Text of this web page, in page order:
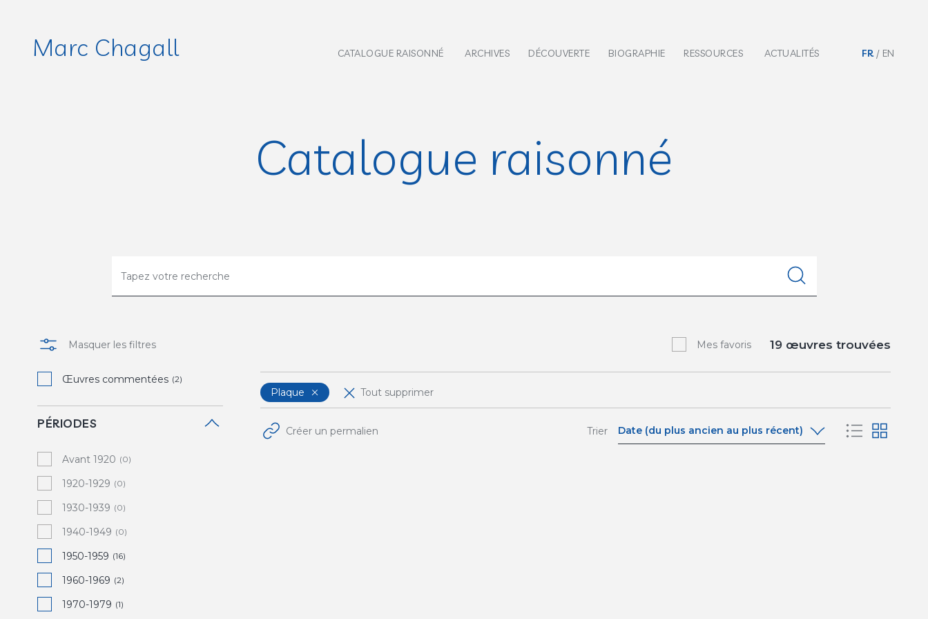
Marc Chagall CATALOGUE RAISONNÉ ARCHIVES DÉCOUVERTE BIOGRAPHIE RESSOURCES ACTUALITÉS FR EN
Catalogue raisonné
Masquer les filtres Mes favoris 19 œuvres trouvées
Œuvres commentées (2)
PÉRIODES
Avant 1920 (0)
1920-1929 (0)
1930-1939 (0)
1940-1949 (0)
1950-1959 (16)
1960-1969 (2)
1970-1979 (1)
Plaque Tout supprimer
Créer un permalien Trier Date (du plus ancien au plus récent)